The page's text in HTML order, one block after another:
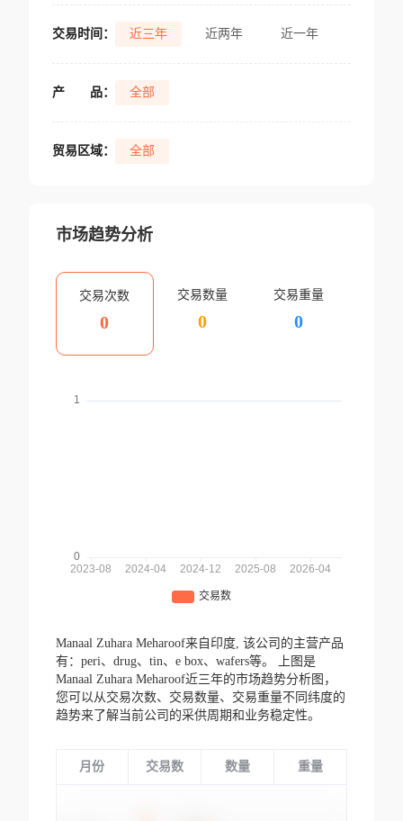
交易时间： 近三年 近两年 近一年
产 品： 全部
贸易区域： 全部
市场趋势分析
交易次数
0
交易数量
0
交易重量
0
Manaal Zuhara Meharoof来自印度, 该公司的主营产品
有：peri、drug、tin、e box、wafers等。
上图是
Manaal Zuhara Meharoof近三年的市场趋势分析图，
您可以从交易次数、交易数量、交易重量不同纬度的
趋势来了解当前公司的采供周期和业务稳定性。
月份 交易数 数量 重量